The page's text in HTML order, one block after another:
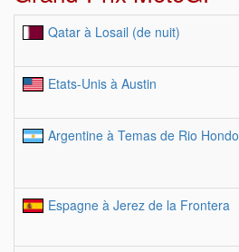
Qatar à Losail (de nuit)
Etats-Unis à Austin
Argentine à Temas de Rio Hondo
Espagne à Jerez de la Frontera